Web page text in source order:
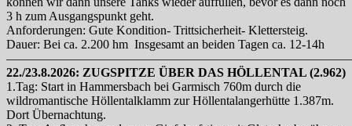
3 h zum Ausgangspunkt geht.
Anforderungen: Gute Kondition- Trittsicherheit- Klettersteig.
Dauer: Bei ca. 2.200 hm Insgesamt an beiden Tagen ca. 12-14h
22./23.8.2026: ZUGSPITZE ÜBER DAS HÖLLENTAL (2.962)
1.Tag: Start in Hammersbach bei Garmisch 760m durch die
wildromantische Höllentalklamm zur Höllentalangerhütte 1.387m.
Dort Übernachtung.